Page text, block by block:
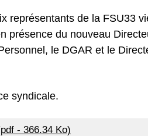
représentants de la FSU33
présence du nouveau
le DGAR et le
syndicale.
- 366.34 Ko)